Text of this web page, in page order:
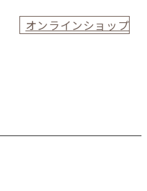
オンラインショップ